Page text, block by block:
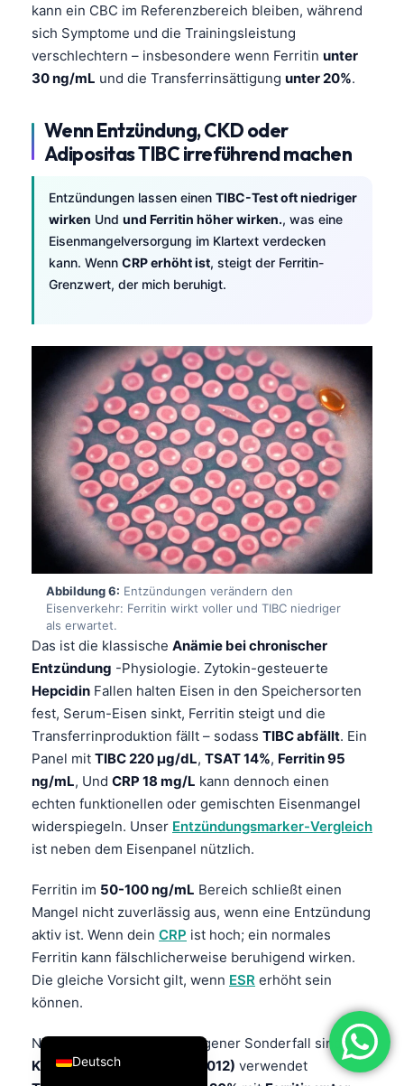
kann ein CBC im Referenzbereich bleiben, während
sich Symptome und die Trainingsleistung
verschlechtern – insbesondere wenn Ferritin unter
30 ng/mL und die Transferrinsättigung unter 20%.
Wenn Entzündung, CKD oder
Adipositas TIBC irreführend machen
Entzündungen lassen einen TIBC-Test oft niedriger
wirken Und und Ferritin höher wirken., was eine
Eisenmangelversorgung im Klartext verdecken
kann. Wenn CRP erhöht ist, steigt der Ferritin-
Grenzwert, der mich beruhigt.
Abbildung 6: Entzündungen verändern den
Eisenverkehr: Ferritin wirkt voller und TIBC niedriger
als erwartet.
Das ist die klassische Anämie bei chronischer
Entzündung -Physiologie. Zytokin-gesteuerte
Hepcidin Fallen halten Eisen in den Speichersorten
fest, Serum-Eisen sinkt, Ferritin steigt und die
Transferrinproduktion fällt – sodass TIBC abfällt. Ein
Panel mit TIBC 220 µg/dL, TSAT 14%, Ferritin 95
ng/mL, Und CRP 18 mg/L kann dennoch einen
echten funktionellen oder gemischten Eisenmangel
widerspiegeln. Unser Entzündungsmarker-Vergleich
ist neben dem Eisenpanel nützlich.
Ferritin im 50-100 ng/mL Bereich schließt einen
Mangel nicht zuverlässig aus, wenn eine Entzündung
aktiv ist. Wenn dein CRP ist hoch; ein normales
Ferritin kann fälschlicherweise beruhigend wirken.
Die gleiche Vorsicht gilt, wenn ESR erhöht sein
können.
Nierenerkrankungen ein eigener Sonderfall sind. Die
KDIGO-Anämie-Leitlinie (2012) verwendet
Deutsch
العربية
Français
עִבְרִית
Italiano
Español
Português
Ελληνικά
Türkçe
Română
简体中文
Български
Dansk
Nederlands
हिन्दी
Bahasa Indonesia
Հայերեն
Íslenska
Српски језик
Svenska
Bosanski
Azərbaycan dili
Eesti
Čeština
ქართული
Русский
Lietuvių kalba
Polski
한국어
Magyar
Shqip
বাংলা